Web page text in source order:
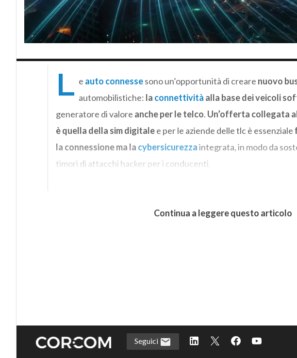
L e auto connessesono un’opportunità di creare nuovo
automobilistiche: la connettività alla base dei veicoli
generatore di valore anche per le telco. Un’offerta collegata
è quella della sim digitalee per le aziende delle tlc è essenziale
la connessione ma la cybersicurezzaintegrata, in modo da
timori di attacchi hacker per i conducenti.
Continua a leggere questo articolo
Seguici